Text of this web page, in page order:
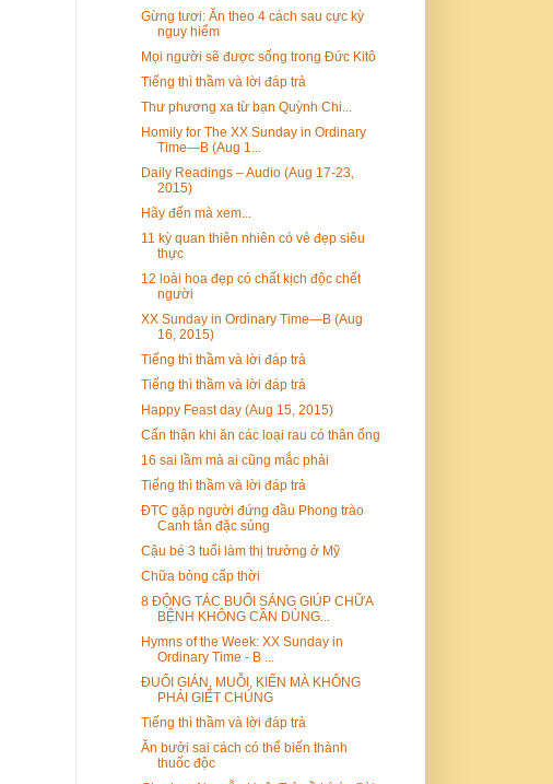
Gừng tươi: Ăn theo 4 cách sau cực kỳ
nguy hiểm
Mọi người sẽ được sống trong Ðức Kitô
Tiếng thì thầm và lời đáp trả
Thư phương xa từ bạn Quỳnh Chi...
Homily for The XX Sunday in Ordinary
Time—B (Aug 1...
Daily Readings – Audio (Aug 17-23,
2015)
Hãy đến mà xem...
11 kỳ quan thiên nhiên có vẻ đẹp siêu
thực
12 loài hoa đẹp có chất kịch độc chết
người
XX Sunday in Ordinary Time—B (Aug
16, 2015)
Tiếng thì thầm và lời đáp trả
Tiếng thì thầm và lời đáp trả
Happy Feast day (Aug 15, 2015)
Cẩn thận khi ăn các loại rau có thân ống
16 sai lầm mà ai cũng mắc phải
Tiếng thì thầm và lời đáp trả
ĐTC gặp người đứng đầu Phong trào
Canh tân đặc sủng
​Cậu bé 3 tuổi làm thị trưởng ở Mỹ
Chữa bỏng cấp thời
8 ĐỘNG TÁC BUỔI SÁNG GIÚP CHỮA
BỆNH KHÔNG CẦN DÙNG...
Hymns of the Week: XX Sunday in
Ordinary Time - B ...
ĐUỔI GIÁN, MUỖI, KIẾN MÀ KHÔNG
PHẢI GIẾT CHÚNG
Tiếng thì thầm và lời đáp trả
Ăn bưởi sai cách có thể biến thành
thuốc độc